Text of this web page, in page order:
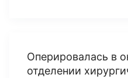
Оперировалась в
отделении